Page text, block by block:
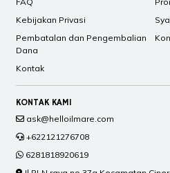
Kebijakan Privasi
Pembatalan dan Pengembalian
Dana
Kontak
KONTAK KAMI
ask@helloilmare.com
+622121276708
6281818920619